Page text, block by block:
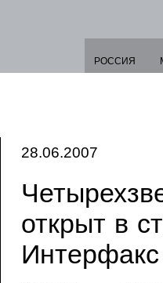
РОССИЯ
28.06.2007
открыт в